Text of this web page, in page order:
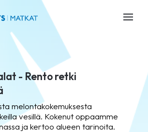
- Rento retki
melontakokemuksesta
vesillä. Kokenut oppaamme
ja kertoo alueen tarinoita.